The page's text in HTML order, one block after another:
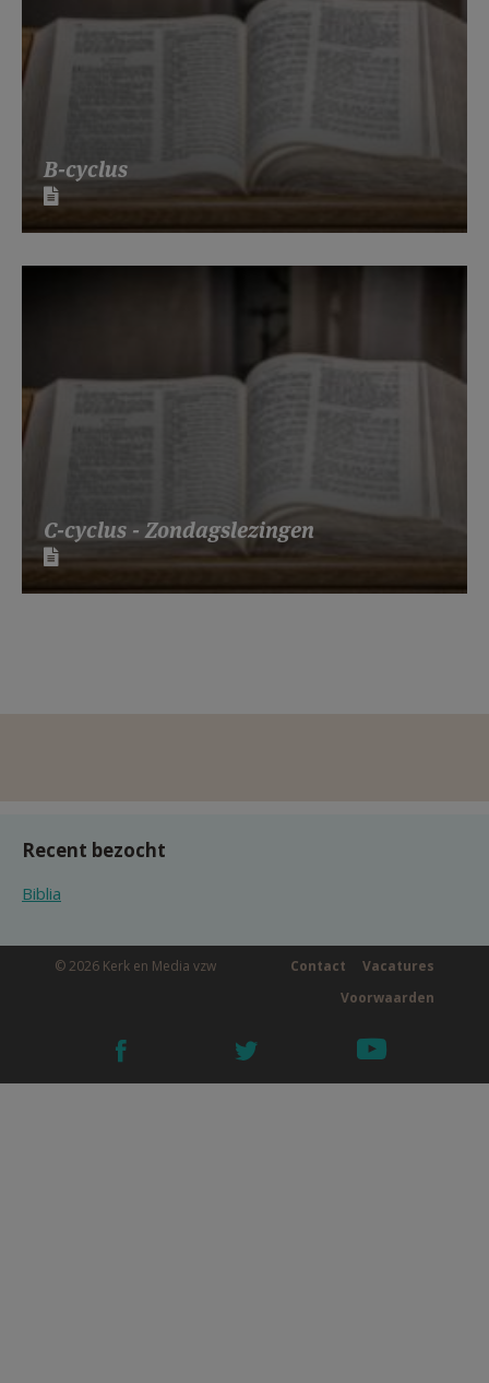
B-cyclus
C-cyclus - Zondagslezingen
Recent bezocht
Biblia
© 2026 Kerk en Media vzw Vacatures
Contact
Voorwaarden